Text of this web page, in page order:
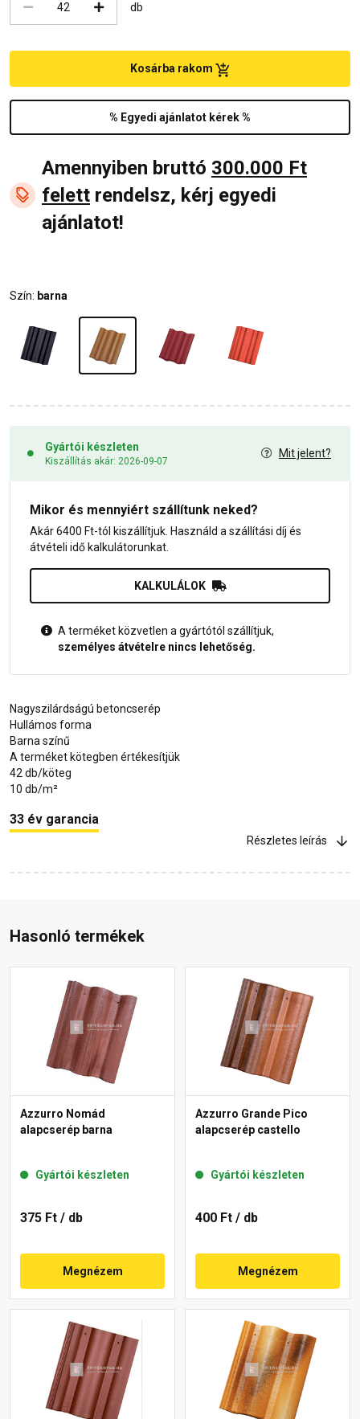
db
% Egyedi ajánlatot kérek %
Kosárba rakom
Amennyiben bruttó 300.000 Ft
felett rendelsz, kérj egyedi
ajánlatot!
Szín: barna
Gyártói készleten
Kiszállítás akár: 2026-09-07
Mit jelent?
Mikor és mennyiért szállítunk neked?
Akár 6400 Ft-tól kiszállítjuk. Használd a szállítási díj és
átvételi idő kalkulátorunkat.
KALKULÁLOK
A terméket közvetlen a gyártótól szállítjuk,
személyes átvételre nincs lehetőség.
Nagyszilárdságú betoncserép
Hullámos forma
Barna színű
A terméket kötegben értékesítjük
42 db/köteg
10 db/m²
33 év garancia
Részletes leírás
Hasonló termékek
Azzurro Nomád
alapcserép barna
Gyártói készleten
375 Ft / db
Megnézem
Azzurro Grande Pico
alapcserép castello
Gyártói készleten
400 Ft / db
Megnézem